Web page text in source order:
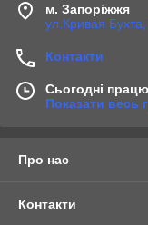
м. Запоріжжя
ул.Кривая
Контакти
Сьогодні
Показати весь
Про нас
Контакти